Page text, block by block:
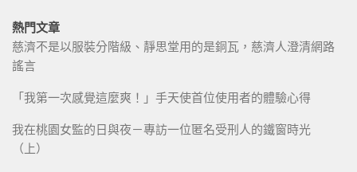
熱門文章
慈濟不是以服裝分階級、靜思堂用的是銅瓦，慈濟人澄清網路
謠言
「我第一次感覺這麼爽！」手天使首位使用者的體驗心得
我在桃園女監的日與夜－專訪一位匿名受刑人的鐵窗時光
（上）